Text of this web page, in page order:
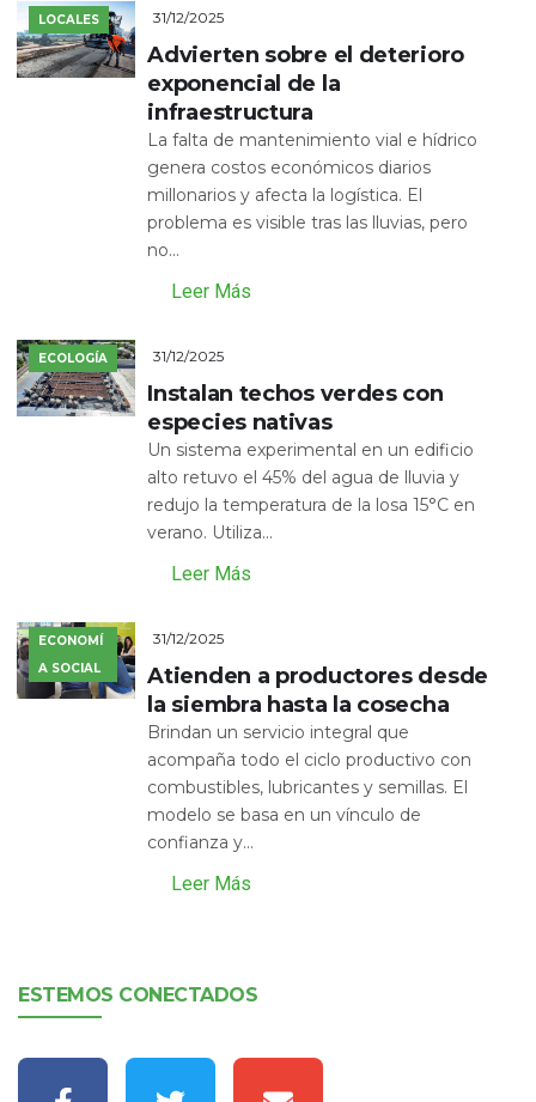
LOCALES 31/12/2025
Advierten sobre el deterioro
exponencial de la
infraestructura
La falta de mantenimiento vial e hídrico
genera costos económicos diarios
millonarios y afecta la logística. El
problema es visible tras las lluvias, pero
no...
Leer Más
ECOLOGÍA 31/12/2025
Instalan techos verdes con
especies nativas
Un sistema experimental en un edificio
alto retuvo el 45% del agua de lluvia y
redujo la temperatura de la losa 15°C en
verano. Utiliza...
Leer Más
ECONOMÍ
A SOCIAL
31/12/2025
Atienden a productores desde
la siembra hasta la cosecha
Brindan un servicio integral que
acompaña todo el ciclo productivo con
combustibles, lubricantes y semillas. El
modelo se basa en un vínculo de
confianza y...
Leer Más
ESTEMOS CONECTADOS